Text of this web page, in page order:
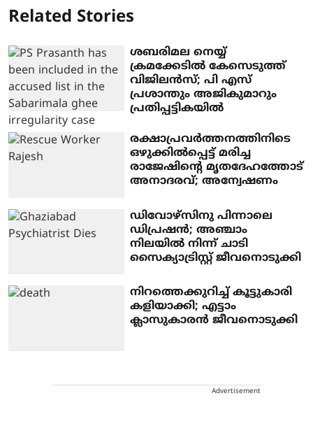
Related Stories
ശബരിമല നെയ്യ്
ക്രമക്കേടില്‍ കേസെടുത്ത്
വിജിലന്‍സ്; പി എസ്
പ്രശാന്തും അജികുമാറും
പ്രതിപ്പട്ടികയില്‍
രക്ഷാപ്രവര്‍ത്തനത്തിനിടെ
ഒഴുക്കില്‍പ്പെട്ട് മരിച്ച
രാജേഷിന്റെ മൃതദേഹത്തോട്
അനാദരവ്; അന്വേഷണം
ഡിവോഴ്‌സിനു പിന്നാലെ
ഡിപ്രഷന്‍; അഞ്ചാം
നിലയില്‍ നിന്ന് ചാടി
സൈക്യാട്രിസ്റ്റ് ജീവനൊടുക്കി
നിറത്തെക്കുറിച്ച് കൂട്ടുകാരി
കളിയാക്കി; എട്ടാം
ക്ലാസുകാരന്‍ ജീവനൊടുക്കി
Advertisement